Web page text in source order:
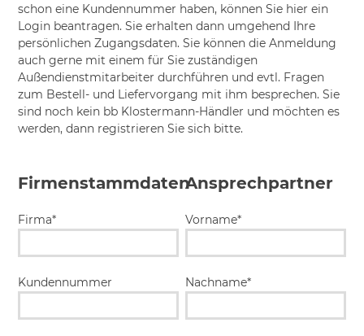
schon eine Kundennummer haben, können Sie hier ein
Login beantragen. Sie erhalten dann umgehend Ihre
persönlichen Zugangsdaten. Sie können die Anmeldung
auch gerne mit einem für Sie zuständigen
Außendienstmitarbeiter durchführen und evtl. Fragen
zum Bestell- und Liefervorgang mit ihm besprechen. Sie
sind noch kein bb Klostermann-Händler und möchten es
werden, dann registrieren Sie sich bitte.
Firmenstammdaten
Firma*
Kundennummer
Ansprechpartner
Vorname*
Nachname*